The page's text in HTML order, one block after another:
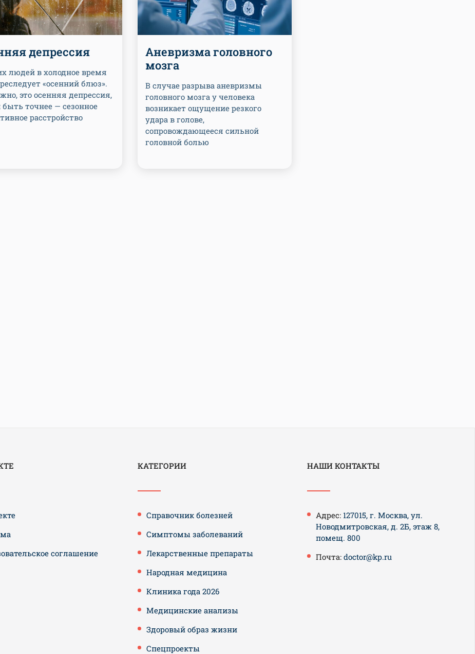
депрессия
людей в холодное время
«осенний блюз».
это осенняя депрессия,
быть точнее — сезонное
расстройство
Аневризма головного
мозга
В случае разрыва аневризмы
головного мозга у человека
возникает ощущение резкого
удара в голове,
сопровождающееся сильной
головной болью
соглашение
КАТЕГОРИИ
Справочник болезней
Симптомы заболеваний
Лекарственные препараты
Народная медицина
Клиника года 2026
Медицинские анализы
Здоровый образ жизни
Спецпроекты
НАШИ КОНТАКТЫ
Адрес: 127015, г. Москва, ул.
Новодмитровская, д. 2Б, этаж 8,
помещ. 800
Почта: doctor@kp.ru